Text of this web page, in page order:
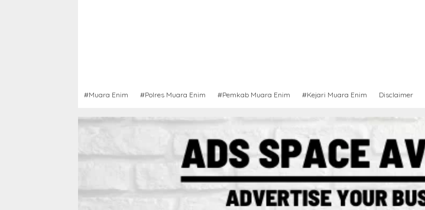
#Muara Enim #Polres Muara Enim #Pemkab Muara Enim #Kejari Muara Enim Disclaimer